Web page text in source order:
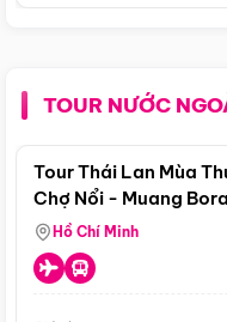
TOUR NƯỚC
Tour Thái Lan Mùa
Chợ Nổi - Muang
Airlines)
Hồ Chí Minh